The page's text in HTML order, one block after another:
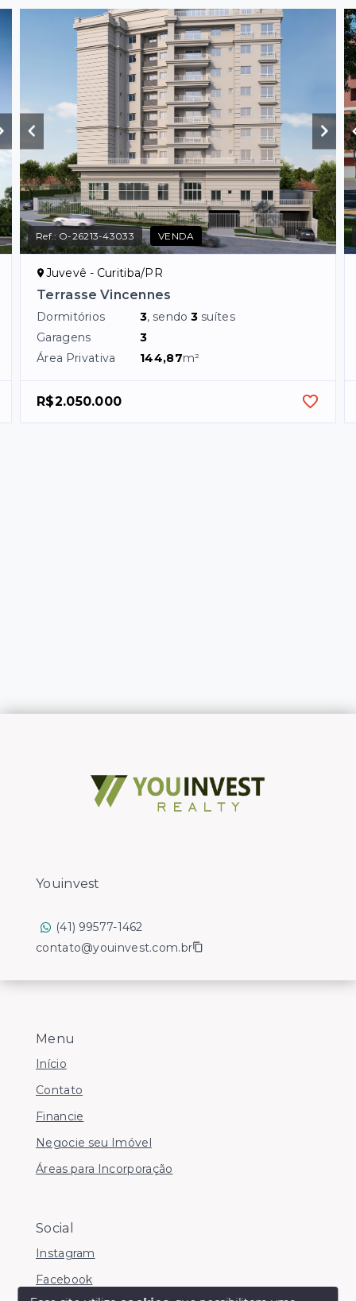
Ref.: O-26213-43033 VENDA
Juvevê - Curitiba/PR
Terrasse Vincennes
Dormitórios 3, sendo3 suítes
Garagens
3
Área Privativa
144,87m²
R$2.050.000
Menu
Início
Contato
Financie
Negocie seu Imóvel
Áreas para Incorporação
Social
Instagram
Facebook
Youinvest
(41) 99577-1462
contato@youinvest.com.br